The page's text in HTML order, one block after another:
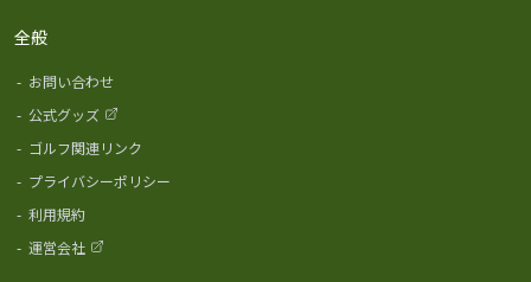
全般
- お問い合わせ
- 公式グッズ
- ゴルフ関連リンク
- プライバシーポリシー
- 利用規約
- 運営会社